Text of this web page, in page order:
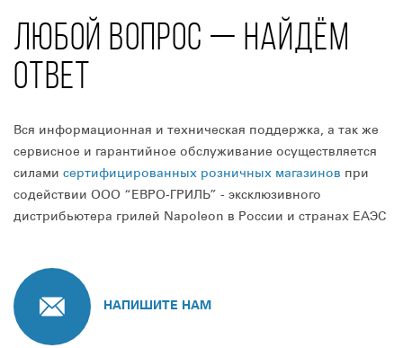
ЛЮБОЙ ВОПРОС — НАЙДЁМ
ОТВЕТ
Вся информационная и техническая поддержка, а так же
сервисное и гарантийное обслуживание осуществляется
силами сертифицированных розничных магазинов при
содействии ООО “ЕВРО-ГРИЛЬ” - эксклюзивного
дистрибьютера грилей Napoleon в России и странах ЕАЭС
НАПИШИТЕ НАМ